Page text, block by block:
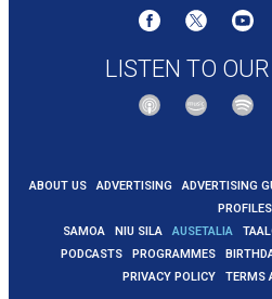
LISTEN TO
ABOUT US ADVERTISING ADVERTISING
PROFILES
SAMOA
NIU SILA AUSETALIA
PODCASTS
PROGRAMMES
PRIVACY POLICY
TERMS